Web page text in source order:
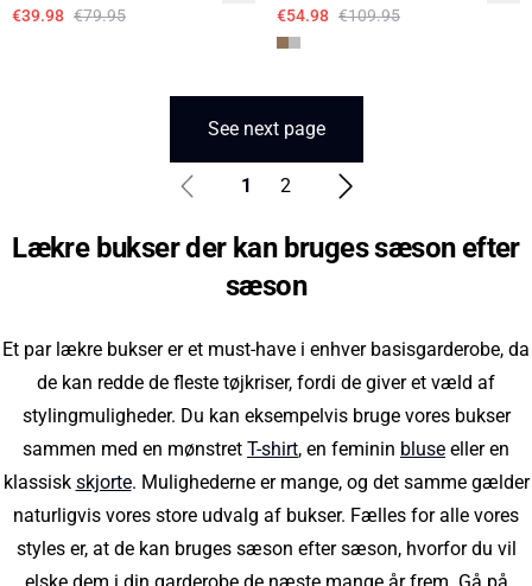
€39.98 €79.95
€54.98 €109.95
See next page
1 2
Lækre bukser der kan bruges sæson efter
sæson
Et par lækre bukser er et must-have i enhver basisgarderobe, da
de kan redde de fleste tøjkriser, fordi de giver et væld af
stylingmuligheder. Du kan eksempelvis bruge vores bukser
sammen med en mønstret T-shirt, en feminin bluse eller en
klassisk skjorte. Mulighederne er mange, og det samme gælder
naturligvis vores store udvalg af bukser. Fælles for alle vores
styles er, at de kan bruges sæson efter sæson, hvorfor du vil